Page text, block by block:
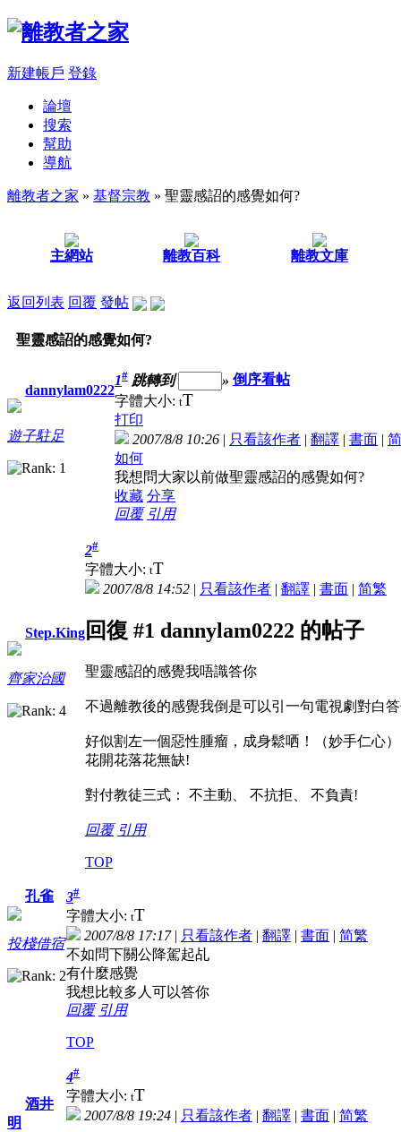
新建帳戶 登錄
論壇
搜索
幫助
導航
離教者之家 » 基督宗教 » 聖靈感詔的感覺如何?
主網站 離教百科 離教文庫
返回列表 回覆 發帖
聖靈感詔的感覺如何?
dannylam0222
遊子駐足
1# 跳轉到 » 倒序看帖
字體大小: tT
打印
2007/8/8 10:26 | 只看該作者 | 翻譯 | 書面 | 简
如何
我想問大家以前做聖靈感詔的感覺如何?
收藏 分享
回覆 引用
Step.King
齊家治國
2#
字體大小: tT
2007/8/8 14:52 | 只看該作者 | 翻譯 | 書面 | 简繁
回復 #1 dannylam0222 的帖子
聖靈感詔的感覺我唔識答你
不過離教後的感覺我倒是可以引一句電視劇對白
好似割左一個惡性腫瘤，成身鬆哂！（妙手仁心）
花開花落花無缺!
對付教徒三式： 不主動、 不抗拒、 不負責!
回覆 引用
TOP
孔雀
投棧借宿
3#
字體大小: tT
2007/8/8 17:17| 只看該作者 | 翻譯 | 書面 | 简繁
不如問下關公降駕起乩
有什麼感覺
我想比較多人可以答你
回覆 引用
TOP
酒井
明
4#
字體大小: tT
2007/8/8 19:24 | 只看該作者 | 翻譯 | 書面 | 简繁